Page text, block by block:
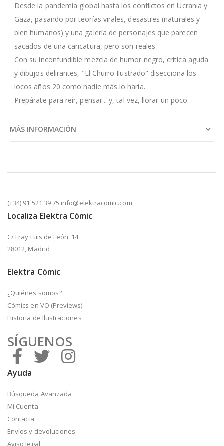
Desde la pandemia global hasta los conflictos en Ucrania y
Gaza, pasando por teorías virales, desastres (naturales y
bien humanos) y una galería de personajes que parecen
sacados de una caricatura, pero son reales.
Con su inconfundible mezcla de humor negro, crítica aguda
y dibujos delirantes, "El Churro Ilustrado" disecciona los
locos años 20 como nadie más lo haría.
Prepárate para reír, pensar... y, tal vez, llorar un poco.
MÁS INFORMACIÓN
(+34) 91 521 39 75 info@elektracomic.com
Localiza Elektra Cómic
C/ Fray Luis de León, 14
28012, Madrid
Elektra Cómic
¿Quiénes somos?
Cómics en VO (Previews)
Historia de Ilustraciones
SÍGUENOS
Ayuda
Búsqueda Avanzada
Mi Cuenta
Contacta
Envíos y devoluciones
Aviso legal